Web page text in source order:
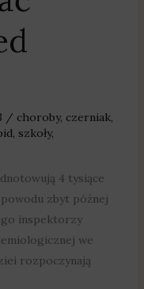
/ choroby, czerniak,
, szkoły,
4 tysiące
zbyt późnej
inspektorzy
we
rozpoczynają